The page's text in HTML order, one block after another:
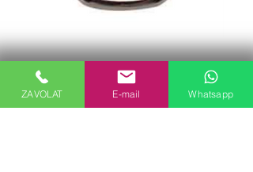
ZAVOLAT E-mail Whatsapp